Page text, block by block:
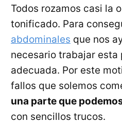
Todos rozamos casi la
tonificado. Para
abdominales que nos
necesario trabajar esta
adecuada. Por este
fallos que solemos
una parte que
con sencillos trucos.